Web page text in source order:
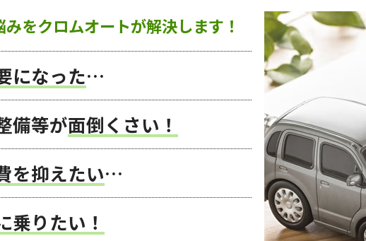
みをクロムオートが解決します！
になった…
備等が面倒くさい！
を抑えたい…
乗りたい！